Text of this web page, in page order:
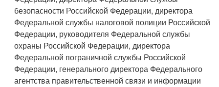
безопасности Российской Федерации, директора
Федеральной службы налоговой полиции Российской
Федерации, руководителя Федеральной службы
охраны Российской Федерации, директора
Федеральной пограничной службы Российской
Федерации, генерального директора Федерального
агентства правительственной связи и информации